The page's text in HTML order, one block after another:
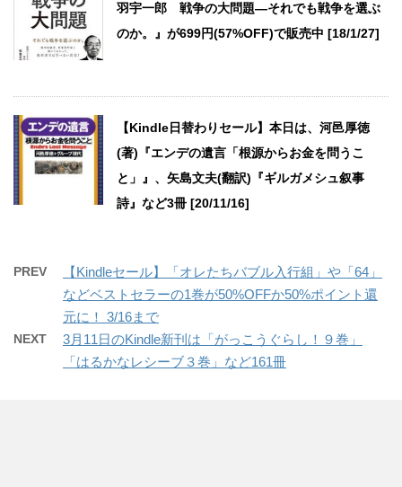
羽宇一郎 戦争の大問題―それでも戦争を選ぶ
のか。』が699円(57%OFF)で販売中 [18/1/27]
【Kindle日替わりセール】本日は、河邑厚徳
(著)『エンデの遺言「根源からお金を問うこ
と」』、矢島文夫(翻訳)『ギルガメシュ叙事
詩』など3冊 [20/11/16]
PREV
【Kindleセール】「オレたちバブル入行組」や「64」
などベストセラーの1巻が50%OFFか50%ポイント還
元に！ 3/16まで
NEXT
3月11日のKindle新刊は「がっこうぐらし！９巻」
「はるかなレシーブ３巻」など161冊